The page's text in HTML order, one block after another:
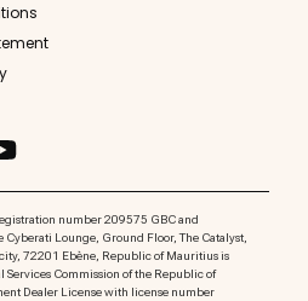
number 209575 GBC and
Cyberati Lounge, Ground Floor, The Catalyst,
72201 Ebène, Republic of Mauritius is
Services Commission of the Republic of
Dealer License with license number